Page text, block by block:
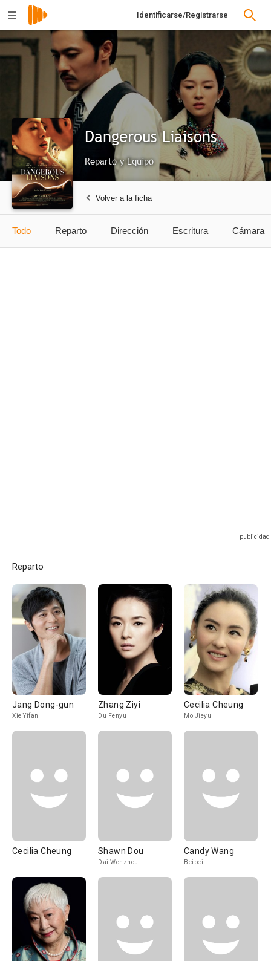
Identificarse/Registrarse
Dangerous Liaisons
Reparto y Equipo
Volver a la ficha
Todo Reparto Dirección Escritura Cámara
Reparto
Jang Dong-gun
Xie Yifan
Zhang Ziyi
Du Fenyu
Cecilia Cheung
Mo Jieyu
Cecilia Cheung Shawn Dou
Dai Wenzhou
Candy Wang
Beibei